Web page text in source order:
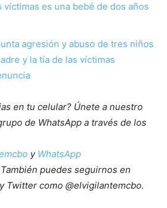
víctimas es una bebé de dos años
agresión y abuso de tres niños
y la tía de las víctimas
en tu celular? Únete a nuestro
de WhatsApp a través de los
y WhatsApp
puedes seguirnos en
Twitter como @elvigilantemcbo.